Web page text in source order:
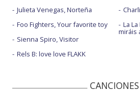
Julieta Venegas, Norteña
Foo Fighters, Your favorite toy
Sienna Spiro, Visitor
Rels B: love love FLAKK
La
miráis
CANCIONES